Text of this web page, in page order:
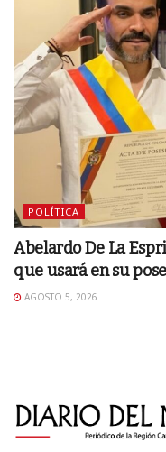
POLÍTICA
Abelardo De La
que usará en su
AGOSTO 5, 2026